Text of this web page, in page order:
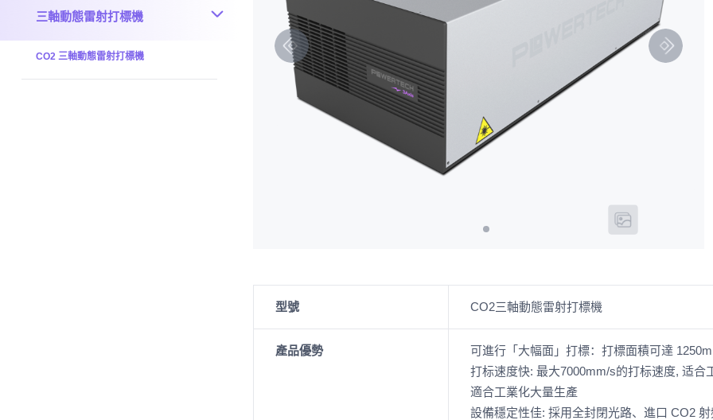
三軸動態雷射打標機
CO2 三軸動態雷射打標機
型號 CO2三軸動態雷射打標機
產品優勢
可進行「大幅面」打標：打標面積可達
打标速度快: 最大7000mm/s的打标速度, 适
適合工業化大量生產
設備穩定性佳: 採用全封閉光路、進口 CO2